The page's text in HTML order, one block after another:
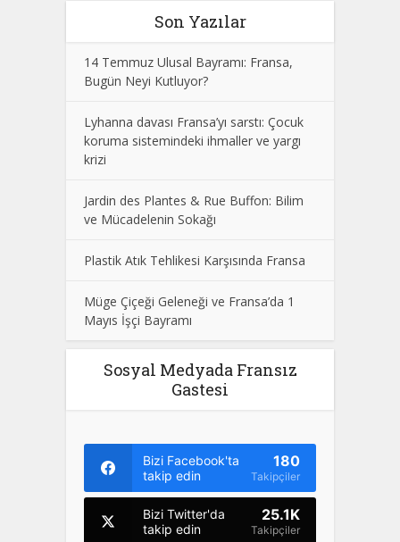
Son Yazılar
14 Temmuz Ulusal Bayramı: Fransa,
Bugün Neyi Kutluyor?
Lyhanna davası Fransa’yı sarstı: Çocuk
koruma sistemindeki ihmaller ve yargı
krizi
Jardin des Plantes & Rue Buffon: Bilim
ve Mücadelenin Sokağı
Plastik Atık Tehlikesi Karşısında Fransa
Müge Çiçeği Geleneği ve Fransa’da 1
Mayıs İşçi Bayramı
Sosyal Medyada Fransız
Gastesi
Bizi Facebook'ta
takip edin
180
Takipçiler
Bizi Twitter'da
takip edin
25.1K
Takipçiler